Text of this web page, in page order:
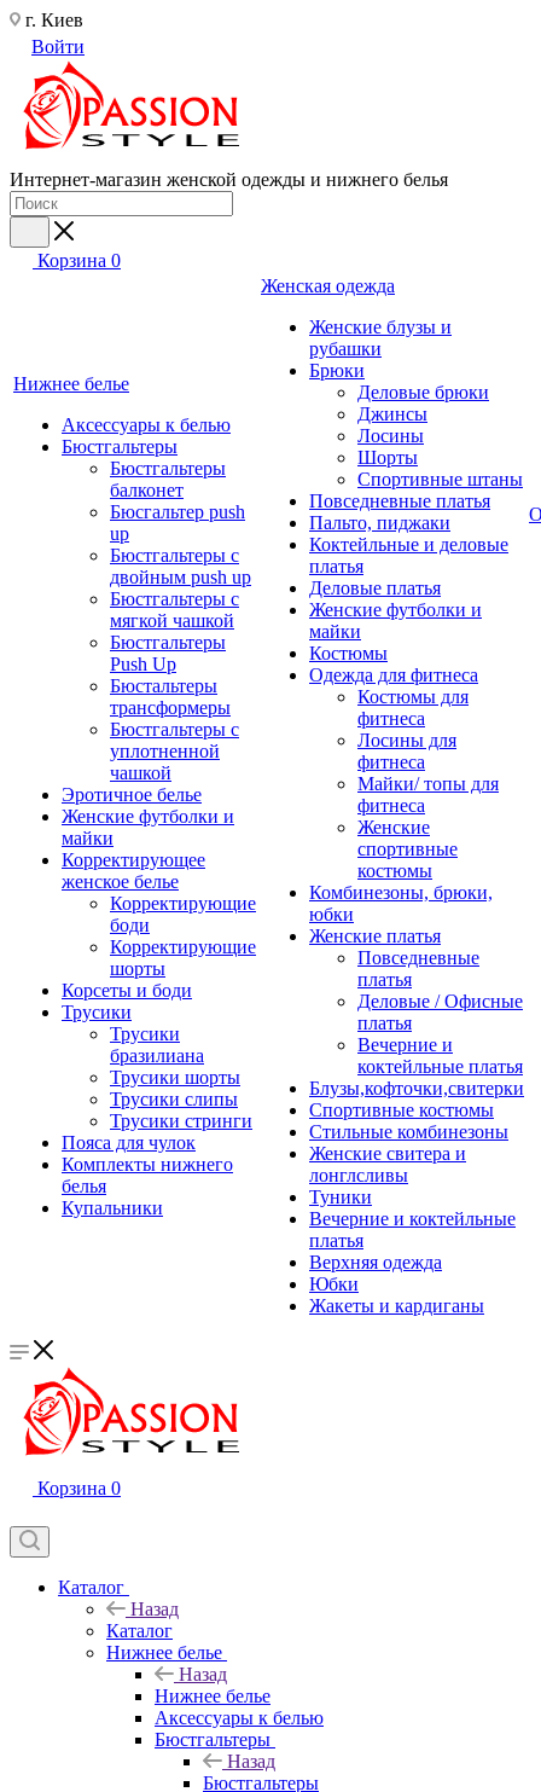
г. Киев
Войти
Интернет-магазин женской одежды и нижнего белья
Корзина 0
Нижнее белье
Аксессуары к белью
Бюстгальтеры
Бюстгальтеры
балконет
Бюсгальтер push
up
Бюстгальтеры с
двойным push up
Бюстгальтеры с
мягкой чашкой
Бюстгальтеры
Push Up
Бюстальтеры
трансформеры
Бюстгальтеры с
уплотненной
чашкой
Эротичное белье
Женские футболки и
майки
Корректирующее
женское белье
Корректирующие
боди
Корректирующие
шорты
Корсеты и боди
Трусики
Трусики
бразилиана
Трусики шорты
Трусики слипы
Трусики стринги
Пояса для чулок
Комплекты нижнего
белья
Купальники
Женская одежда
Женские блузы и
рубашки
Брюки
Деловые брюки
Джинсы
Лосины
Шорты
Спортивные штаны
Повседневные платья
Пальто, пиджаки
Коктейльные и деловые
платья
Деловые платья
Женские футболки и
майки
Костюмы
Одежда для фитнеса
Костюмы для
фитнеса
Лосины для
фитнеса
Майки/ топы для
фитнеса
Женские
спортивные
костюмы
Комбинезоны, брюки,
юбки
Женские платья
Повседневные
платья
Деловые / Офисные
платья
Вечерние и
коктейльные платья
Блузы,кофточки,свитерки
Спортивные костюмы
Стильные комбинезоны
Женские свитера и
лонглсливы
Туники
Вечерние и коктейльные
платья
Верхняя одежда
Юбки
Жакеты и кардиганы
Корзина 0
Каталог
Назад
Каталог
Нижнее белье
Назад
Нижнее белье
Аксессуары к белью
Бюстгальтеры
Назад
Бюстгальтеры